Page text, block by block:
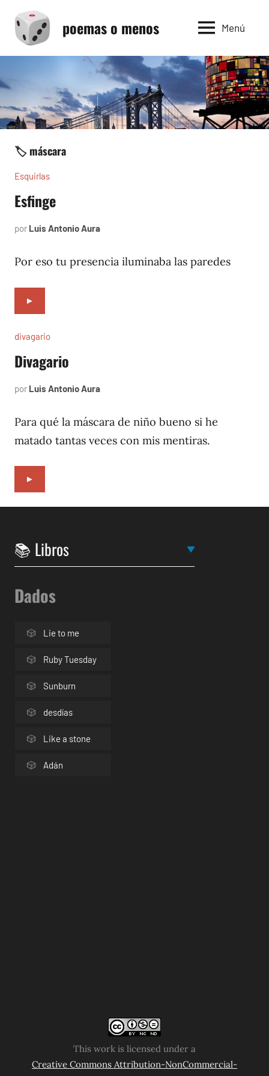
contenido
poemas o menos Menú
🏷️ máscara
Esquirlas
Esfinge
por Luis Antonio Aura
2023
Por eso tu presencia iluminaba las paredes
►
divagario
Divagario
por Luis Antonio Aura
1996
Para qué la máscara de niño bueno si he
matado tantas veces con mis mentiras.
►
Dados
Lie to me
Ruby Tuesday
Sunburn
desdías
Like a stone
Adán
This work is licensed under a
Creative Commons Attribution-NonCommercial-